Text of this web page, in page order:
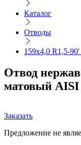
Каталог
Отводы
159х4,0 R1,5-
Отвод
матовый AISI
Заказать
Предложение не